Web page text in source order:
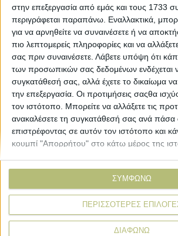
στην επεξεργασία από εμάς και τους 1733
περιγράφεται παραπάνω. Εναλλακτικά,
για να αρνηθείτε να συναινέσετε ή να
πιο λεπτομερείς πληροφορίες και να
σας πριν συναινέσετε. Λάβετε υπόψη ότι
των προσωπικών σας δεδομένων ενδέχεται
συγκατάθεσή σας, αλλά έχετε το δικαίωμα
την επεξεργασία. Οι προτιμήσεις σαςθα
τον ιστότοπο. Μπορείτε να αλλάξετε τις
ανακαλέσετε τη συγκατάθεσή σας ανά πάσα
επιστρέφοντας σε αυτόν τον ιστότοπο και
κουμπί "Απορρήτου" στο κάτω μέρος της
ΠΕΡΙΣΣΟΤΕΡΕΣ
ΔΙΑΦΩΝΩ
ΣΥΜΦΩΝΩ
ΒΙΒΛΙΟΘΗΚΗ
e-
mail
Explore
Εμπορεύματα
Τεχνολογία
Προιόντα
Special Reports
About
Εταιρική
Ιστορική
Agrenda
Δελτία Τύπου
Συνεντεύξεις
More
Συνδρομές
Αγγελίες